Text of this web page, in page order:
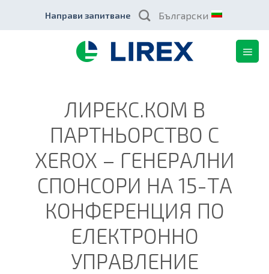
content
Направи запитване Български
ЛИРЕКС.КОМ В
ПАРТНЬОРСТВО С
XEROX – ГЕНЕРАЛНИ
СПОНСОРИ НА 15-ТА
КОНФЕРЕНЦИЯ ПО
ЕЛЕКТРОННО
УПРАВЛЕНИЕ